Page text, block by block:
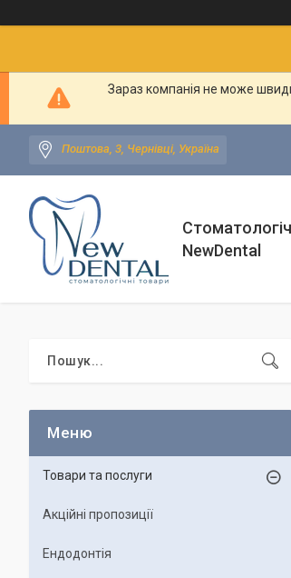
Зараз компанія не може
Поштова, 3, Чернівці, Україна
NewDental
Товари та послуги
Акційні пропозиції
Ендодонтія